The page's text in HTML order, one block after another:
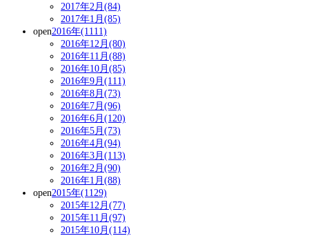
2017年2月(84)
2017年1月(85)
open2016年(1111)
2016年12月(80)
2016年11月(88)
2016年10月(85)
2016年9月(111)
2016年8月(73)
2016年7月(96)
2016年6月(120)
2016年5月(73)
2016年4月(94)
2016年3月(113)
2016年2月(90)
2016年1月(88)
open2015年(1129)
2015年12月(77)
2015年11月(97)
2015年10月(114)